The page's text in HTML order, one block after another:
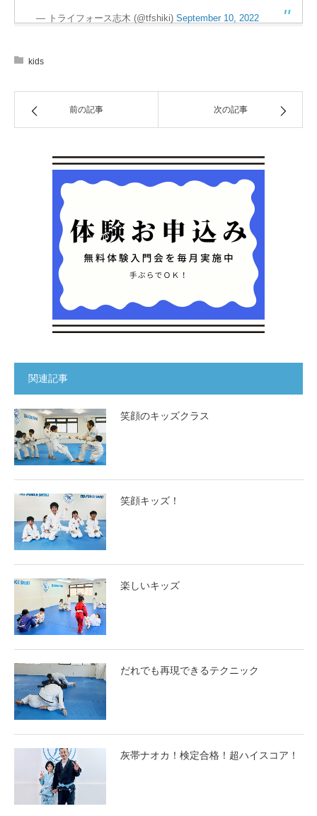
— トライフォース志木 (@tfshiki) September 10, 2022
kids
前の記事 次の記事
関連記事
笑顔のキッズクラス
笑顔キッズ！
楽しいキッズ
だれでも再現できるテクニック
灰帯ナオカ！検定合格！超ハイスコア！